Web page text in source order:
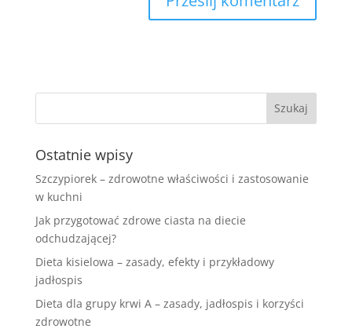
Ostatnie wpisy
Szczypiorek – zdrowotne właściwości i zastosowanie
w kuchni
Jak przygotować zdrowe ciasta na diecie
odchudzającej?
Dieta kisielowa – zasady, efekty i przykładowy
jadłospis
Dieta dla grupy krwi A – zasady, jadłospis i korzyści
zdrowotne